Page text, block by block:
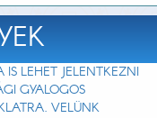
LEHET JELENTKEZNI
GYALOGOS
VELÜNK